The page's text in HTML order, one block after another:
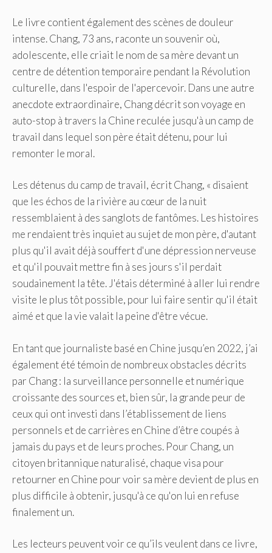
Le livre contient également des scènes de douleur
intense. Chang, 73 ans, raconte un souvenir où,
adolescente, elle criait le nom de sa mère devant un
centre de détention temporaire pendant la Révolution
culturelle, dans l'espoir de l'apercevoir. Dans une autre
anecdote extraordinaire, Chang décrit son voyage en
auto-stop à travers la Chine reculée jusqu'à un camp de
travail dans lequel son père était détenu, pour lui
remonter le moral.
Les détenus du camp de travail, écrit Chang, « disaient
que les échos de la rivière au cœur de la nuit
ressemblaient à des sanglots de fantômes. Les histoires
me rendaient très inquiet au sujet de mon père, d'autant
plus qu'il avait déjà souffert d'une dépression nerveuse
et qu'il pouvait mettre fin à ses jours s'il perdait
soudainement la tête. J'étais déterminé à aller lui rendre
visite le plus tôt possible, pour lui faire sentir qu'il était
aimé et que la vie valait la peine d'être vécue.
En tant que journaliste basé en Chine jusqu’en 2022, j’ai
également été témoin de nombreux obstacles décrits
par Chang : la surveillance personnelle et numérique
croissante des sources et, bien sûr, la grande peur de
ceux qui ont investi dans l’établissement de liens
personnels et de carrières en Chine d’être coupés à
jamais du pays et de leurs proches. Pour Chang, un
citoyen britannique naturalisé, chaque visa pour
retourner en Chine pour voir sa mère devient de plus en
plus difficile à obtenir, jusqu'à ce qu'on lui en refuse
finalement un.
Les lecteurs peuvent voir ce qu’ils veulent dans ce livre,